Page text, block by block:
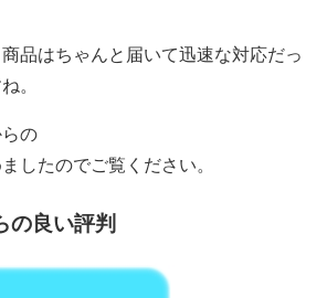
品はちゃんと届いて迅速な対応だっ
。
の
したのでご覧ください。
の良い評判